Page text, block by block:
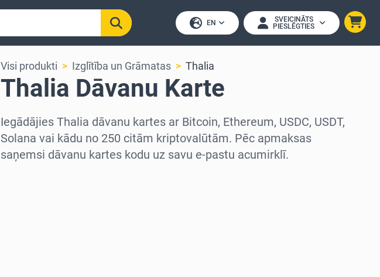
EN
SVEICINĀTS
PIESLĒGTIES
Visi produkti Izglītība un Grāmatas Thalia
Thalia Dāvanu Karte
Iegādājies Thalia dāvanu kartes ar Bitcoin, Ethereum, USDC, USDT,
Solana vai kādu no 250 citām kriptovalūtām. Pēc apmaksas
saņemsi dāvanu kartes kodu uz savu e-pastu acumirklī.